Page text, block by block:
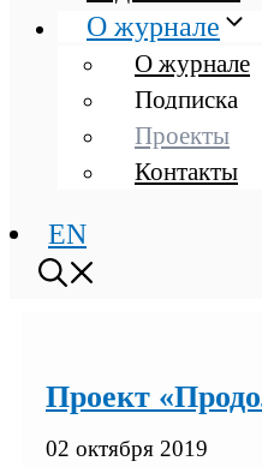
О журнале
О журнале
Подписка
Проекты
Контакты
EN
Проект
02 октября 2019